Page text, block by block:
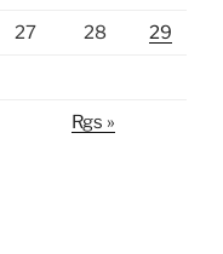
27 28 29
Rgs »